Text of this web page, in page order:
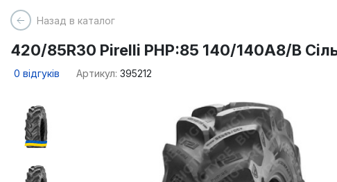
Назад в каталог
420/85R30 Pirelli PHP:85 140/140A8/B
0 відгуків Артикул: 395212